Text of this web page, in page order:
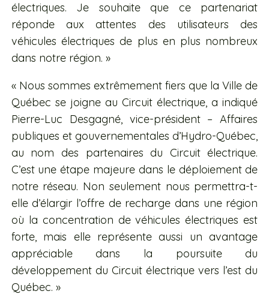
électriques. Je souhaite que ce partenariat
réponde aux attentes des utilisateurs des
véhicules électriques de plus en plus nombreux
dans notre région. »
« Nous sommes extrêmement fiers que la Ville de
Québec se joigne au Circuit électrique, a indiqué
Pierre-Luc Desgagné, vice-président – Affaires
publiques et gouvernementales d’Hydro-Québec,
au nom des partenaires du Circuit électrique.
C’est une étape majeure dans le déploiement de
notre réseau. Non seulement nous permettra-t-
elle d’élargir l’offre de recharge dans une région
où la concentration de véhicules électriques est
forte, mais elle représente aussi un avantage
appréciable dans la poursuite du
développement du Circuit électrique vers l’est du
Québec. »